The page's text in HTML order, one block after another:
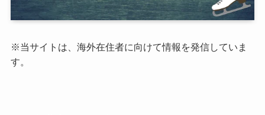
※当サイトは、海外在住者に向けて情報を発信していま
す。